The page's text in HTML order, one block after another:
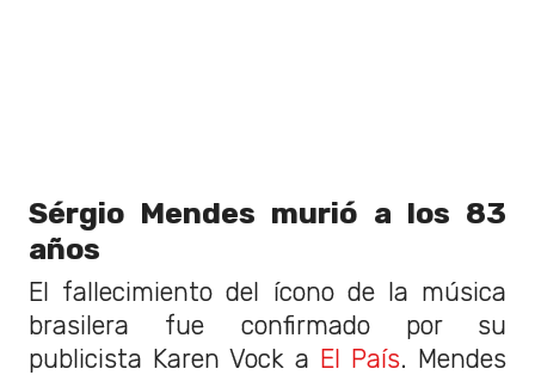
Sérgio Mendes murió a los 83
años
El fallecimiento del ícono de la música
brasilera fue confirmado por su
publicista Karen Vock a El País. Mendes